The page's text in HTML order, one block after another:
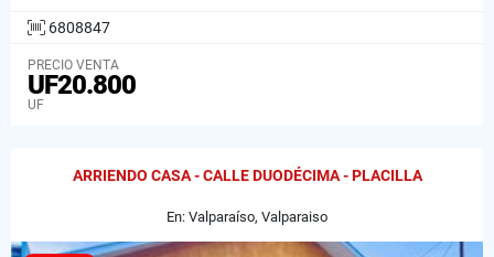
6808847
PRECIO VENTA
UF20.800
UF
ARRIENDO CASA - CALLE DUODÉCIMA - PLACILLA
En: Valparaíso, Valparaiso